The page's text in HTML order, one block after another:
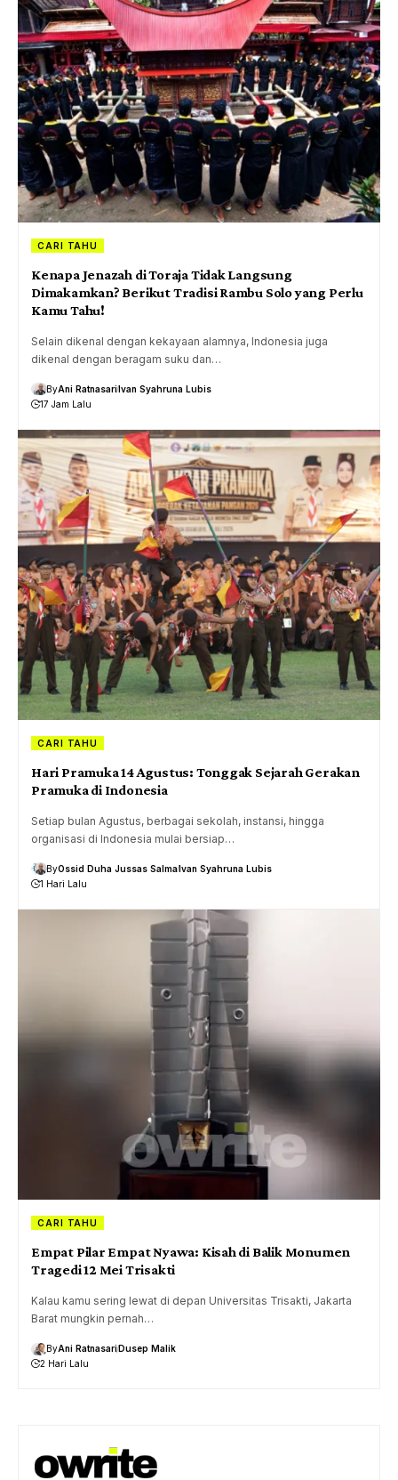
CARI TAHU
Kenapa Jenazah di Toraja Tidak Langsung
Dimakamkan? Berikut Tradisi Rambu Solo yang Perlu
Kamu Tahu!
Selain dikenal dengan kekayaan alamnya, Indonesia juga
dikenal dengan beragam suku dan…
ByAni RatnasariIvan Syahruna Lubis
17 Jam Lalu
CARI TAHU
Hari Pramuka 14 Agustus: Tonggak Sejarah Gerakan
Pramuka di Indonesia
Setiap bulan Agustus, berbagai sekolah, instansi, hingga
organisasi di Indonesia mulai bersiap…
ByOssid Duha Jussas SalmaIvan Syahruna Lubis
1 Hari Lalu
CARI TAHU
Empat Pilar Empat Nyawa: Kisah di Balik Monumen
Tragedi 12 Mei Trisakti
Kalau kamu sering lewat di depan Universitas Trisakti, Jakarta
Barat mungkin pernah…
ByAni RatnasariDusep Malik
2 Hari Lalu